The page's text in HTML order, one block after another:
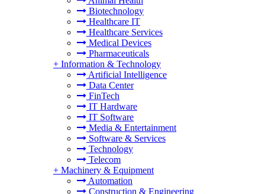
Biotechnology
Healthcare IT
Healthcare Services
Medical Devices
Pharmaceuticals
+ Information & Technology
Artificial Intelligence
Data Center
FinTech
IT Hardware
IT Software
Media & Entertainment
Software & Services
Technology
Telecom
+ Machinery & Equipment
Automation
Construction & Engineering